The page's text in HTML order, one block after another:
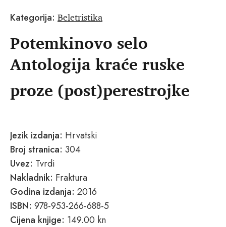
Kategorija: Beletristika
Potemkinovo selo
Antologija kraće ruske
proze (post)perestrojke
Jezik izdanja: Hrvatski
Broj stranica: 304
Uvez: Tvrdi
Nakladnik: Fraktura
Godina izdanja: 2016
ISBN: 978-953-266-688-5
Cijena knjige: 149.00 kn